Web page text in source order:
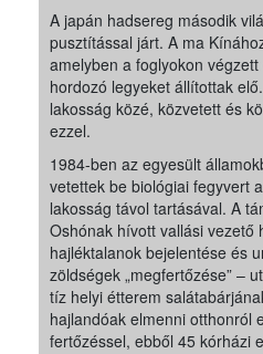
A japán hadsereg második
pusztítással járt. A ma
amelyben a foglyokon
hordozó legyeket állítottak
lakosság közé, közvetett és
ezzel.
1984-ben az egyesült
vetettek be biológiai fegyvert
lakosság távol tartásával. A
Oshónak hívott vallási vezető
hajléktalanok bejelentése és
zöldségek „megfertőzése” –
tíz helyi étterem
hajlandóak elmenni otthonról
fertőzéssel, ebből 45 kórházi